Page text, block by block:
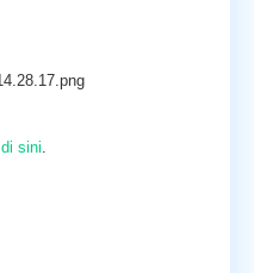
di sini.